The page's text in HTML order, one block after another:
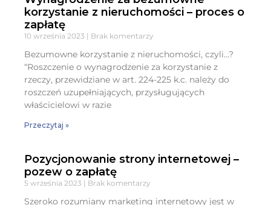
korzystanie z nieruchomości – proces o
zapłatę
10 września 2023 Brak komentarzy
Bezumowne korzystanie z nieruchomości, czyli…?
“Roszczenie o wynagrodzenie za korzystanie z
rzeczy, przewidziane w art. 224-225 k.c. należy do
roszczeń uzupełniających, przysługujących
właścicielowi w razie
Przeczytaj »
Pozycjonowanie strony internetowej –
pozew o zapłatę
5 września 2023 Brak komentarzy
Szeroko rozumiany marketing internetowy jest w